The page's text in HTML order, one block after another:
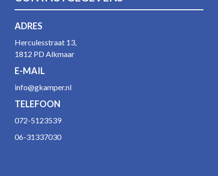
ADRES
Herculesstraat 13,
1812 PD Alkmaar
E-MAIL
info@gkamper.nl
TELEFOON
072-5123539
06-31337030